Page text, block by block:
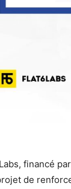
financé
de